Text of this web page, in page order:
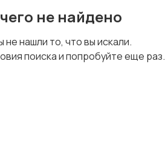
не найдено
не нашли то, что вы искали.
поиска и попробуйте еще раз.